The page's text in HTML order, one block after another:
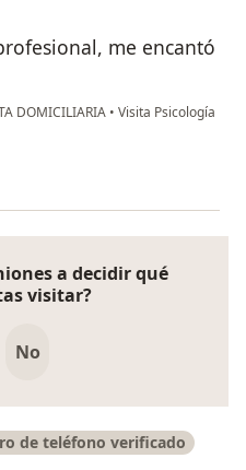
me encantó
DOMICILIARIA • Visita Psicología
Chavarriaga
a decidir qué
visitar?
No
de teléfono verificado